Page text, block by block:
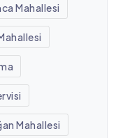
Mahallesi
Mahallesi